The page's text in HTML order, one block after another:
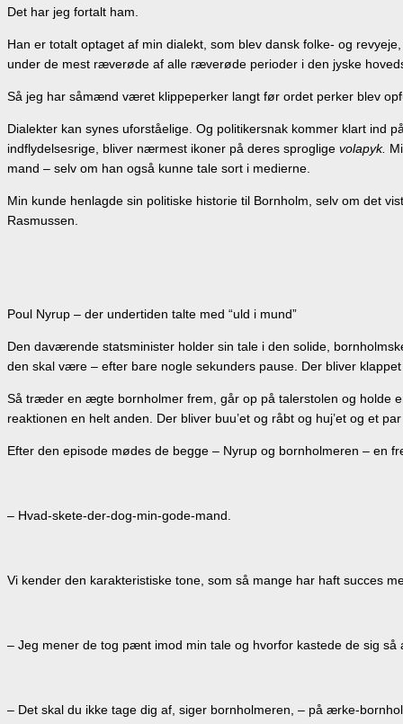
Det har jeg fortalt ham.
Han er totalt optaget af min dialekt, som blev dansk folke- og
under de mest ræverøde af alle ræverøde perioder i den jyske
Så jeg har såmænd været klippeperker langt før ordet perker blev
Dialekter kan synes uforståelige. Og politikersnak kommer klart ind
indflydelsesrige, bliver nærmest ikoner på deres sproglige volapyk.
mand – selv om han også kunne tale sort i medierne.
Min kunde henlagde sin politiske historie til Bornholm, selv om det
Rasmussen.
Poul Nyrup – der undertiden talte med “uld i mund”
Den daværende statsminister holder sin tale i den solide,
den skal være – efter bare nogle sekunders pause. Der bliver
Så træder en ægte bornholmer frem, går op på talerstolen og holde
reaktionen en helt anden. Der bliver buu’et og råbt og huj’et og et
Efter den episode mødes de begge – Nyrup og bornholmeren – en
– Hvad-skete-der-dog-min-gode-mand.
Vi kender den karakteristiske tone, som så mange har haft succes
– Jeg mener de tog pænt imod min tale og hvorfor kastede de sig
– Det skal du ikke tage dig af, siger bornholmeren, – på ærke-